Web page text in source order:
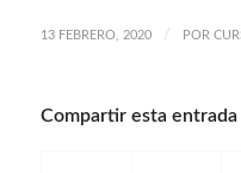
13 FEBRERO, 2020 / POR
Compartir esta entrada